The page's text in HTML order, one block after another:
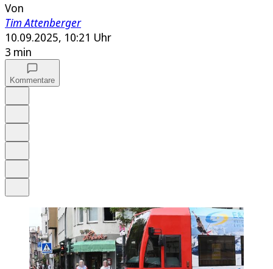
Von
Tim Attenberger
10.09.2025, 10:21 Uhr
3 min
Kommentare